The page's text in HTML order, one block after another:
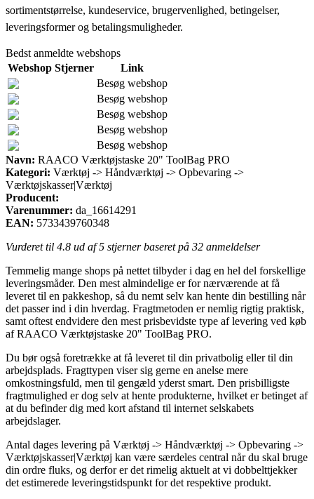
sortimentstørrelse, kundeservice, brugervenlighed, betingelser,
leveringsformer og betalingsmuligheder.
Bedst anmeldte webshops
Webshop Stjerner
Link
Besøg webshop
Besøg webshop
Besøg webshop
Besøg webshop
Besøg webshop
Navn: RAACO Værktøjstaske 20" ToolBag PRO
Kategori: Værktøj -> Håndværktøj -> Opbevaring ->
Værktøjskasser|Værktøj
Producent:
Varenummer: da_16614291
EAN: 5733439760348
Vurderet til 4.8 ud af 5 stjerner baseret på 32 anmeldelser
Temmelig mange shops på nettet tilbyder i dag en hel del forskellige
leveringsmåder. Den mest almindelige er for nærværende at få
leveret til en pakkeshop, så du nemt selv kan hente din bestilling når
det passer ind i din hverdag. Fragtmetoden er nemlig rigtig praktisk,
samt oftest endvidere den mest prisbevidste type af levering ved køb
af RAACO Værktøjstaske 20" ToolBag PRO.
Du bør også foretrække at få leveret til din privatbolig eller til din
arbejdsplads. Fragttypen viser sig gerne en anelse mere
omkostningsfuld, men til gengæld yderst smart. Den prisbilligste
fragtmulighed er dog selv at hente produkterne, hvilket er betinget af
at du befinder dig med kort afstand til internet selskabets
arbejdslager.
Antal dages levering på Værktøj -> Håndværktøj -> Opbevaring ->
Værktøjskasser|Værktøj kan være særdeles central når du skal bruge
din ordre fluks, og derfor er det rimelig aktuelt at vi dobbelttjekker
det estimerede leveringstidspunkt for det respektive produkt.